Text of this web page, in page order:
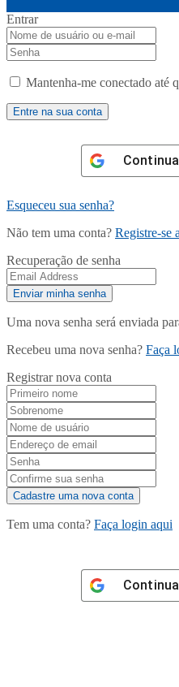
Entrar
Mantenha-me conectado até
Esqueceu sua senha?
Não tem uma conta? Registre-se
Recuperação de senha
Uma nova senha será enviada
Recebeu uma nova senha? Faça
Registrar nova conta
Tem uma conta? Faça login aqui